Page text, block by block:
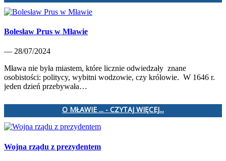
Bolesław Prus w Mławie
— 28/07/2024
Mława nie była miastem, które licznie odwiedzały znane
osobistości: politycy, wybitni wodzowie, czy królowie. W 1646 r.
jeden dzień przebywała…
O MŁAWIE ... - CZYTAJ WIĘCEJ...
Wojna rządu z prezydentem